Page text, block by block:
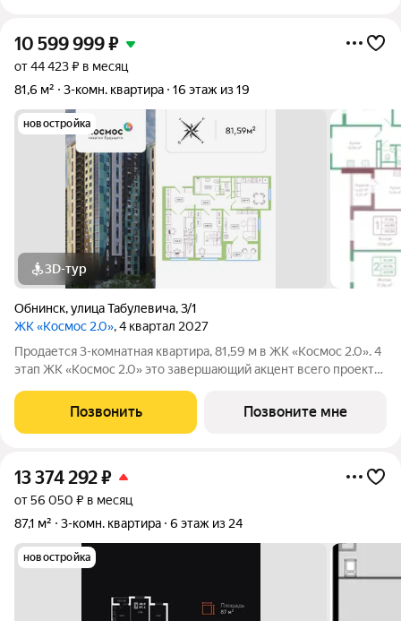
10 599 999₽
от 44 423 ₽ в месяц
81,6 м²
3-комн. квартира 16 этаж из 19
новостройка
3D-тур
Обнинск,улица Табулевича,3/1
ЖК «Космос 2.0», 4 квартал 2027
Продается 3-комнатная квартира, 81,59 м в ЖК «Космос 2.0». 4
этап ЖК «Космос 2.0» это завершающий акцент всего проекта.
архитектурой и продуманной средой для жизни. Проект
создан для тех, кто любит
Позвонить Позвоните мне
13 374 292₽
от 56 050 ₽ в месяц
87,1 м²
3-комн. квартира 6 этаж из 24
новостройка